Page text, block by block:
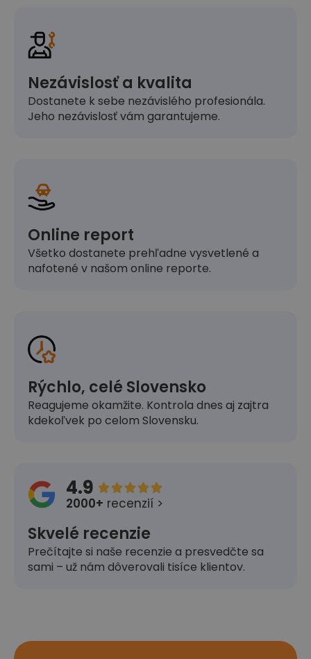
Nezávislosť a kvalita
Dostanete k sebe nezávislého profesionála.
Jeho nezávislosť vám garantujeme.
Online report
Všetko dostanete prehľadne vysvetlené a
nafotené v našom online reporte.
Rýchlo, celé Slovensko
Reagujeme okamžite. Kontrola dnes aj zajtra
kdekoľvek po celom Slovensku.
4.9 
2000+ recenzií >
Skvelé recenzie
Prečítajte si naše recenzie a presvedčte sa
sami – už nám dôverovali tisíce klientov.